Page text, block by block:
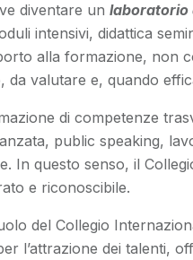
diventare un laboratorio
intensivi, didattica
alla formazione,
valutare e, quando
di competenze
public speaking,
In questo senso, il
e riconoscibile.
del Collegio
l’attrazione dei